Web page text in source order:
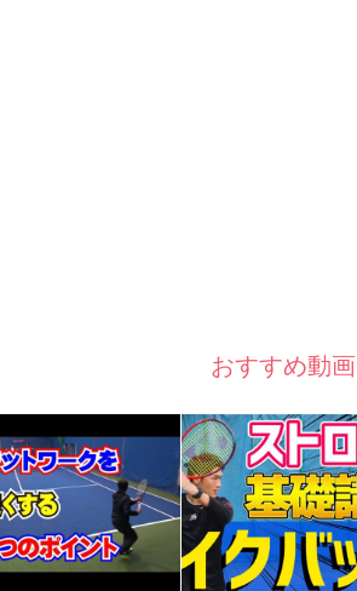
おすすめ動画